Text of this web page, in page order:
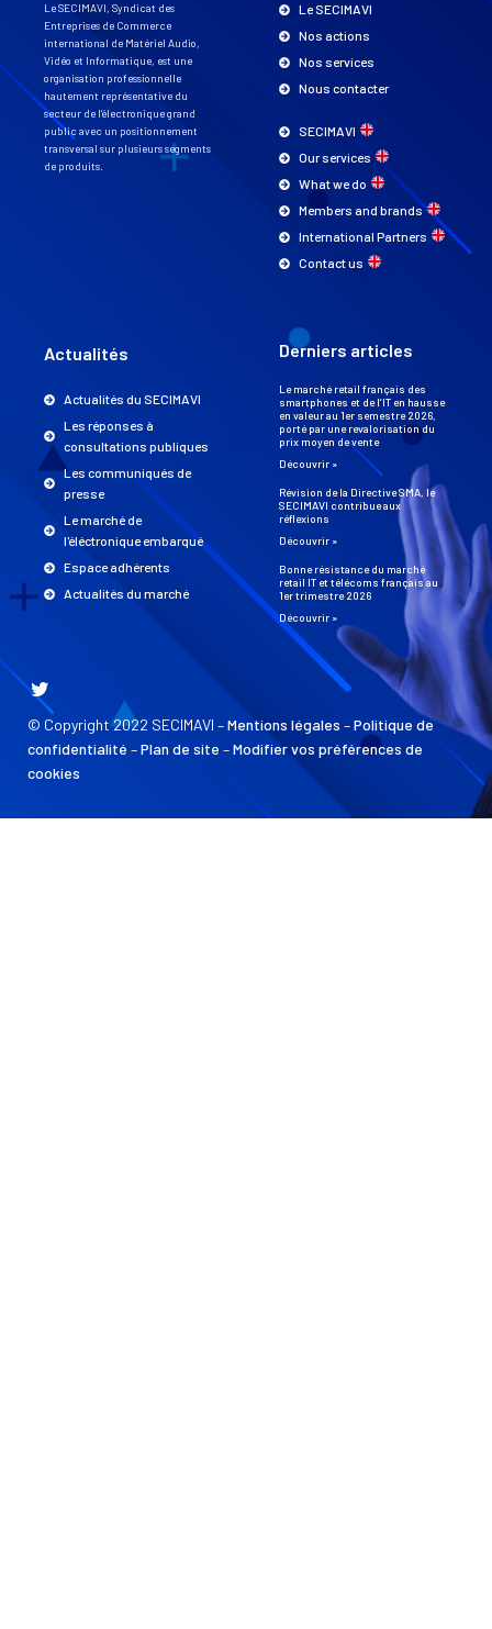
Le SECIMAVI, Syndicat des
Entreprises de Commerce
international de Matériel Audio,
Vidéo et Informatique, est une
organisation professionnelle
hautement représentative du
secteur de l’électronique grand
public avec un positionnement
transversal sur plusieurs segments
de produits.
Le SECIMAVI
Nos actions
Nos services
Nous contacter
SECIMAVI
Our services
What we do
Members and brands
International Partners
Contact us
Actualités
Actualités du SECIMAVI
Les réponses à
consultations publiques
Les communiqués de
presse
Le marché de
l'éléctronique embarqué
Espace adhérents
Actualités du marché
Derniers articles
Le marché retail français des
smartphones et de l’IT en hausse
en valeur au 1er semestre 2026,
porté par une revalorisation du
prix moyen de vente
Découvrir »
Révision de la Directive SMA, le
SECIMAVI contribue aux
réflexions
Découvrir »
Bonne résistance du marché
retail IT et télécoms français au
1er trimestre 2026
Découvrir »
© Copyright 2022 SECIMAVI –Mentions légales –Politique de
confidentialité –Plan de site –Modifier vos préférences de
cookies